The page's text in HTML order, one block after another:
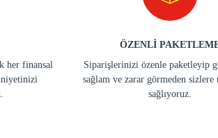
her finansal
ÖZENLİ
Siparişlerinizi özenle paketleyip
sağlam ve zarar görmeden sizlere
sağlıyoruz.